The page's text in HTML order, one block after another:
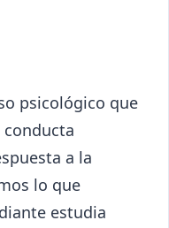
psicológico que
a la
lo que
estudia